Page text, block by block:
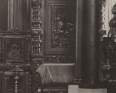
века в центре
сразу превратился в
не было равных на Севере.
из городских
дворов, в градостроительной
соборов России
в ней архитектурными
зодчества.
богатство собора, вполне